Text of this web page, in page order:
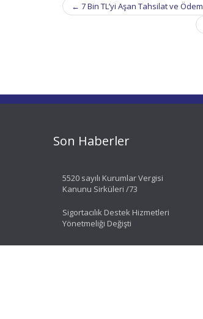
navigation
← 7 Bin TL’yi Aşan Tahsilat ve
Son Haberler
5520 sayılı Kurumlar Vergisi
Kanunu Sirküleri /73
Sigortacılık Destek Hizmetleri
Yönetmeliği Değişti